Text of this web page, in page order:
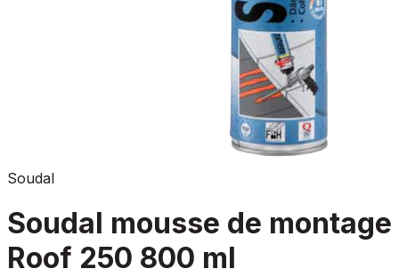
Soudal
Soudal mousse de montage
Roof 250 800 ml